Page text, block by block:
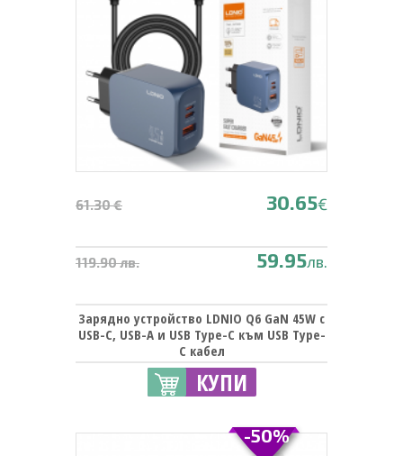
61.30 € 30.65€
119.90 лв. 59.95лв.
Зарядно устройство LDNIO Q6 GaN 45W с
USB-C, USB-A и USB Type-C към USB Type-
C кабел
КУПИ
-50%